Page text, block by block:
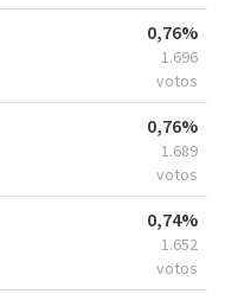
0,76%
1.696
votos
0,76%
1.689
votos
0,74%
1.652
votos